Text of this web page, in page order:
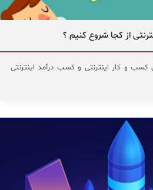
از کجا شروع کنیم ؟
کسب و کار اینترنتی و کسب درآمد اینترنتی